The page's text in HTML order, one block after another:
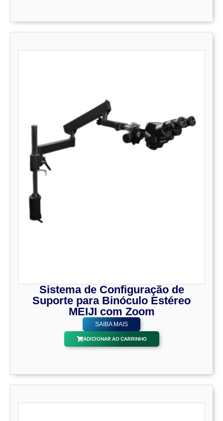
Sistema de Configuração de
Suporte para Binóculo Estéreo
MEIJI com Zoom
SAIBA MAIS
ADICIONAR AO CARRINHO